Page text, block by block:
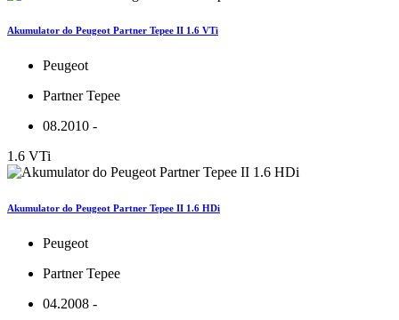
Akumulator do Peugeot Partner Tepee II 1.6 VTi
Peugeot
Partner Tepee
08.2010 -
1.6 VTi
Akumulator do Peugeot Partner Tepee II 1.6 HDi
Peugeot
Partner Tepee
04.2008 -